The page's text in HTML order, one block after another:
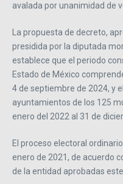
avalada por unanimidad de
La propuesta de decreto,
presidida por la diputada
establece que el periodo
Estado de México
4 de septiembre de 2024, y
ayuntamientos de los 125
enero del 2022 al 31 de
El proceso electoral
enero de 2021, de acuerdo
de la entidad aprobadas